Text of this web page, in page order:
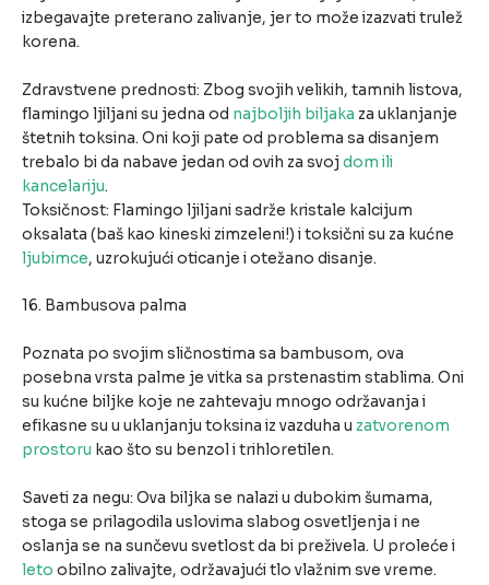
izbegavajte preterano zalivanje, jer to može izazvati trulež
korena.
Zdravstvene prednosti: Zbog svojih velikih, tamnih listova,
flamingo ljiljani su jedna od najboljih biljaka za uklanjanje
štetnih toksina. Oni koji pate od problema sa disanjem
trebalo bi da nabave jedan od ovih za svojdom ili
kancelariju.
Toksičnost: Flamingo ljiljani sadrže kristale kalcijum
oksalata (baš kao kineski zimzeleni!) i toksični su za kućne
ljubimce, uzrokujući oticanje i otežano disanje.
16. Bambusova palma
Poznata po svojim sličnostima sa bambusom, ova
posebna vrsta palme je vitka sa prstenastim stablima. Oni
su kućne biljke koje ne zahtevaju mnogo održavanja i
efikasne su u uklanjanju toksina iz vazduha u zatvorenom
prostoru kao što su benzol i trihloretilen.
Saveti za negu: Ova biljka se nalazi u dubokim šumama,
stoga se prilagodila uslovima slabog osvetljenja i ne
oslanja se na sunčevu svetlost da bi preživela. U proleće i
leto obilno zalivajte, održavajući tlo vlažnim sve vreme.